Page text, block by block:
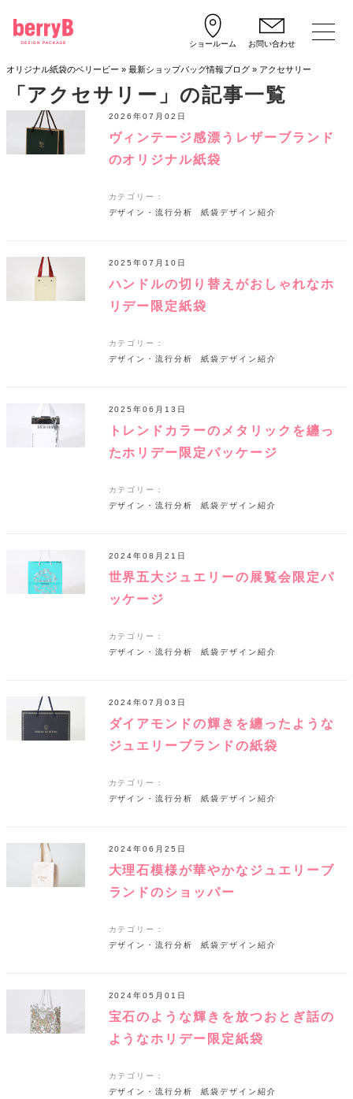
ショールーム お問い合わせ
オリジナル紙袋のベリービー » 最新ショップバッグ情報ブログ» アクセサリー
「アクセサリー」の記事一覧
ヴィンテージ感漂うレザーブランド
のオリジナル紙袋
2026年07月02日
カテゴリー：
デザイン・流行分析
紙袋デザイン紹介
ハンドルの切り替えがおしゃれなホ
リデー限定紙袋
2025年07月10日
カテゴリー：
デザイン・流行分析
紙袋デザイン紹介
トレンドカラーのメタリックを纏っ
たホリデー限定パッケージ
2025年06月13日
カテゴリー：
デザイン・流行分析
紙袋デザイン紹介
世界五大ジュエリーの展覧会限定パ
ッケージ
2024年08月21日
カテゴリー：
デザイン・流行分析
紙袋デザイン紹介
ダイアモンドの輝きを纏ったような
ジュエリーブランドの紙袋
2024年07月03日
カテゴリー：
デザイン・流行分析
紙袋デザイン紹介
大理石模様が華やかなジュエリーブ
ランドのショッパー
2024年06月25日
カテゴリー：
デザイン・流行分析
紙袋デザイン紹介
宝石のような輝きを放つおとぎ話の
ようなホリデー限定紙袋
2024年05月01日
カテゴリー：
デザイン・流行分析
紙袋デザイン紹介